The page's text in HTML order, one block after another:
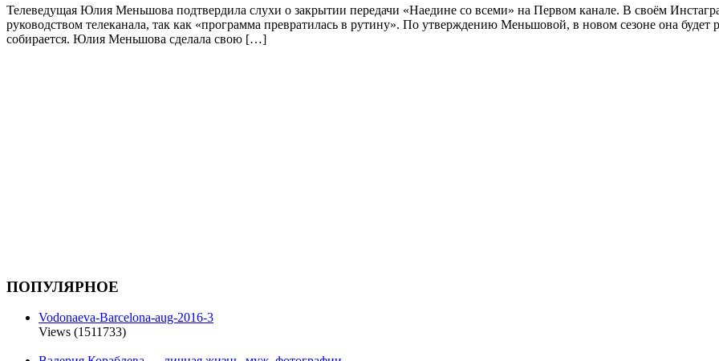
Телеведущая Юлия Меньшова подтвердила слухи о закрытии передачи «Наедине со всеми» на Первом канале. В своём
руководством телеканала, так как «программа превратилась в рутину». По утверждению Меньшовой, в новом сезоне она
собирается. Юлия Меньшова сделала свою […]
ПОПУЛЯРНОЕ
Vodonaeva-Barcelona-aug-2016-3
Views (1511733)